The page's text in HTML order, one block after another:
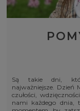
Są takie dni,
najważniejsze. Dzień
czułości,
nami każdego dnia,